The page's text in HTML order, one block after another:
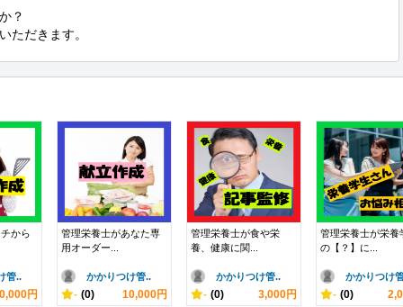
？
ただきます。
から
管..
円
管理栄養士があなた専
用オーダー...
かかりつけ管..
- (0) 10,000円
管理栄養士が食や栄
養、健康に関...
かかりつけ管..
- (0) 3,000円
管理栄養士が栄養
の【？】に...
かかりつけ
- (0)